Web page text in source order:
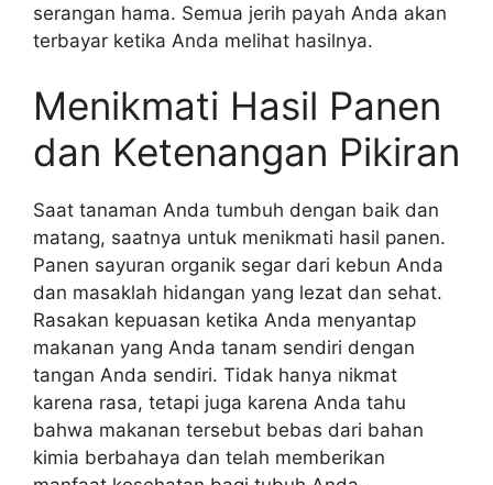
serangan hama. Semua jerih payah Anda akan
terbayar ketika Anda melihat hasilnya.
Menikmati Hasil Panen
dan Ketenangan Pikiran
Saat tanaman Anda tumbuh dengan baik dan
matang, saatnya untuk menikmati hasil panen.
Panen sayuran organik segar dari kebun Anda
dan masaklah hidangan yang lezat dan sehat.
Rasakan kepuasan ketika Anda menyantap
makanan yang Anda tanam sendiri dengan
tangan Anda sendiri. Tidak hanya nikmat
karena rasa, tetapi juga karena Anda tahu
bahwa makanan tersebut bebas dari bahan
kimia berbahaya dan telah memberikan